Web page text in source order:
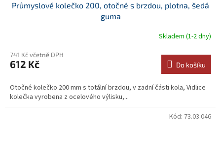
Průmyslové kolečko 200, otočné s brzdou, plotna, šedá
guma
Skladem (1-2 dny)
741 Kč včetně DPH
612 Kč Do košíku
Otočné kolečko 200 mm s totální brzdou, v zadní části kola, Vidlice
kolečka vyrobena z ocelového výlisku,...
Kód: 73.03.046